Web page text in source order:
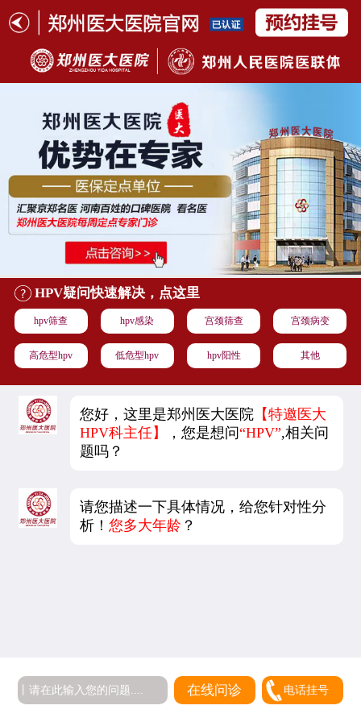
HPV疑问快速解决，点这里
hpv筛查 hpv感染 宫颈筛查 宫颈病变
高危型hpv 低危型hpv hpv阳性 其他
您好，这里是郑州医大医院 【特邀医大
HPV科主任】
，您是想问“HPV”,相关问
题吗？
请您描述一下具体情况，给您针对性分
析！您多大年龄 ？
在线问诊 电话挂号